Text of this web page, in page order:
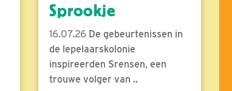
Sprookje
16.07.26 De gebeurtenissen in
de lepelaarskolonie
inspireerden Srensen, een
trouwe volger van ..